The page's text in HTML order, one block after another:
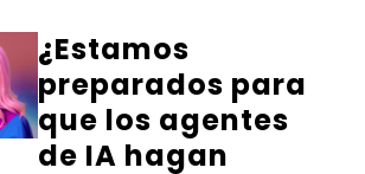
¿Estamos
preparados para
que los agentes
de IA hagan